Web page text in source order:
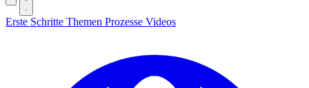
Erste Schritte Themen Prozesse Videos